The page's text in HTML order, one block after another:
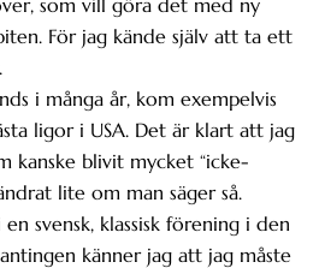
För jag kände själv att ta ett
i många år, kom exempelvis
ligor i USA. Det är klart att jag
kanske blivit mycket “icke-
lite om man säger så.
svensk, klassisk förening i den
känner jag att jag måste